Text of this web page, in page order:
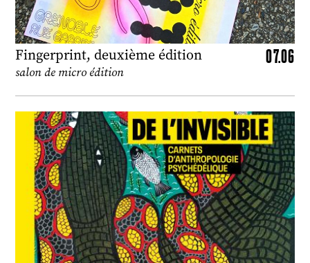
Fingerprint, deuxième édition 07.06
salon de micro édition